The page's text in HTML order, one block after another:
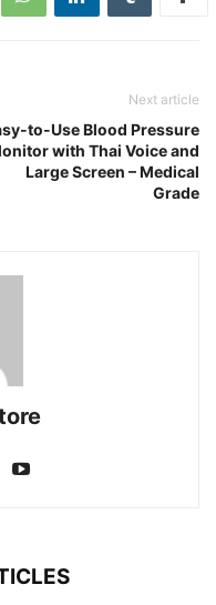
Next article
to-Use Blood Pressure
with Thai Voice and
Large Screen – Medical
Grade